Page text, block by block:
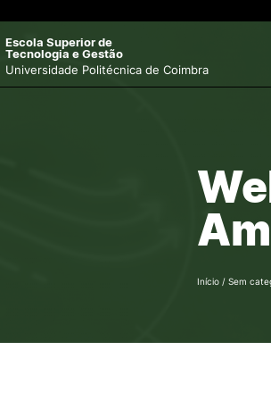
Apresentação
Horário de Funcionamento
Missão e Visão
Documentos
Escola Superior de
Tecnologia e Gestão
Universidade Politécnica de Coimbra
Início / Sem